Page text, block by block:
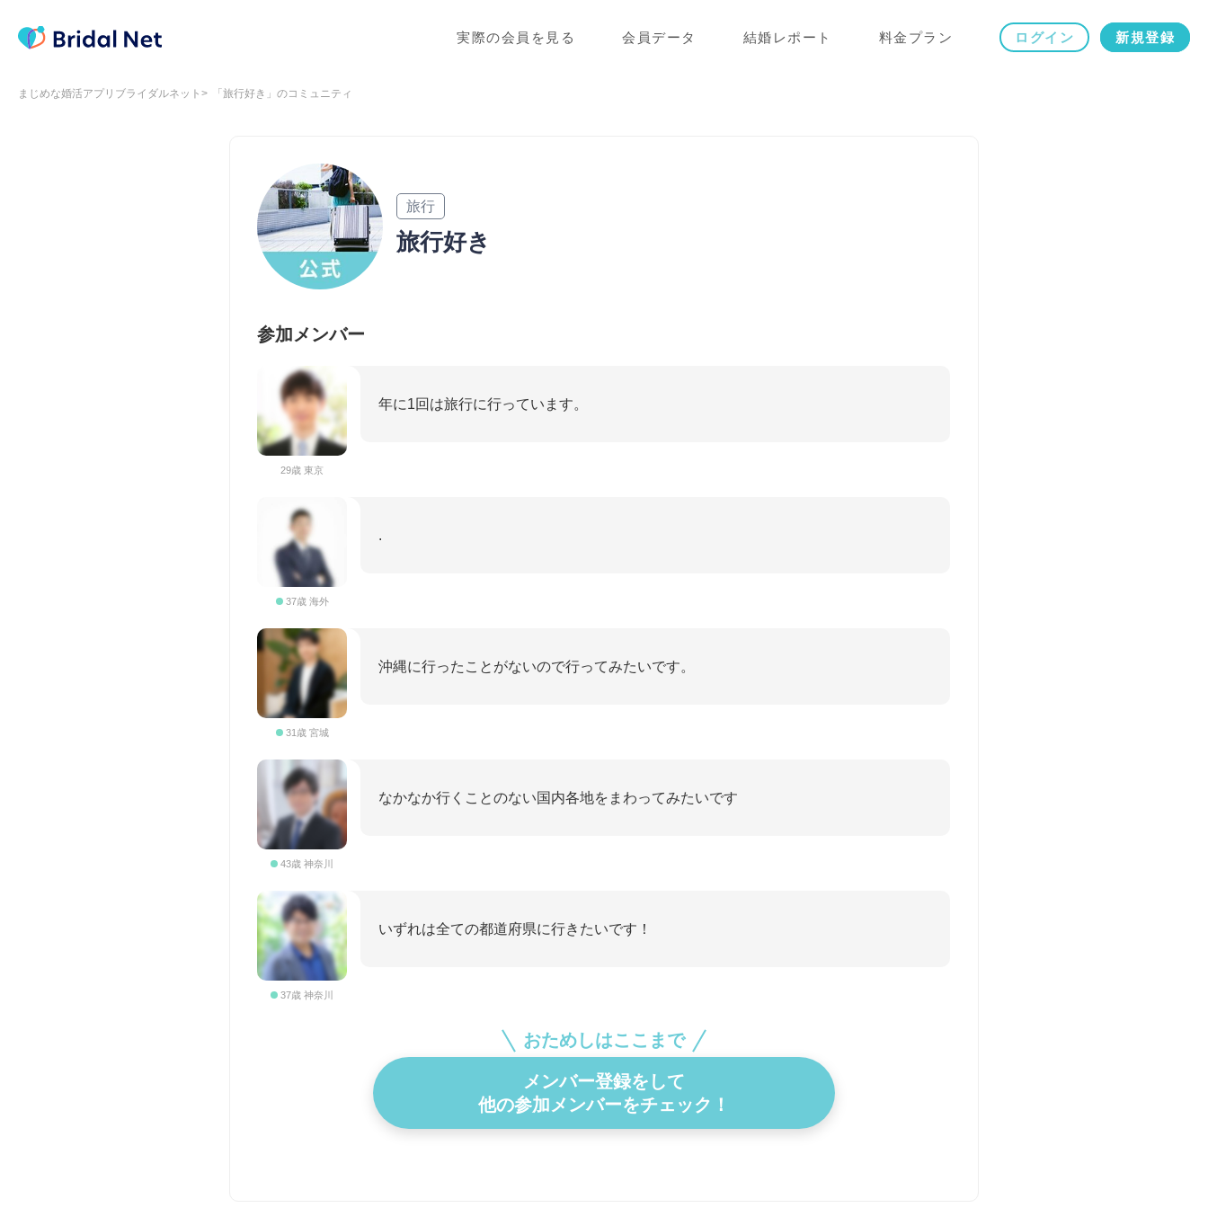
実際の会員を見る 会員データ 結婚レポート 料金プラン ログイン 新規登録
まじめな婚活アプリブライダルネット 「旅行好き」のコミュニティ
旅行
旅行好き
参加メンバー
29歳 東京
年に1回は旅行に行っています。
37歳 海外
.
31歳 宮城
沖縄に行ったことがないので行ってみたいです。
43歳 神奈川
なかなか行くことのない国内各地をまわってみたいです
37歳 神奈川
いずれは全ての都道府県に行きたいです！
おためしはここまで
メンバー登録をして
他の参加メンバーをチェック！